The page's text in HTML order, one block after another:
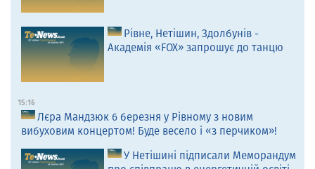
Рівне, Нетішин, Здолбунів -
Академія «FOX» запрошує до танцю
15:16
Лєра Мандзюк 6 березня у Рівному з новим
вибуховим концертом! Буде весело і «з перчиком»!
У Нетішині підписали Меморандум